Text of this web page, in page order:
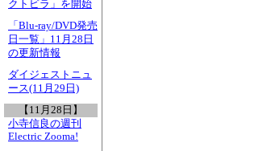
クトビラ」を開始
「Blu-ray/DVD発売
日一覧」11月28日
の更新情報
ダイジェストニュ
ース(11月29日)
【11月28日】
小寺信良の週刊
Electric Zooma!